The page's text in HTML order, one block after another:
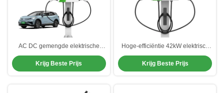
AC DC gemengde elektrische
autolaadmachine voor
winkelcentrum ziekenhuis
parkeerplaats
Krijg Beste Prijs
Hoge-efficiëntie 42kW elektrisch
laadapparaat AC/DC voor
parkeergarages
Krijg Beste Prijs